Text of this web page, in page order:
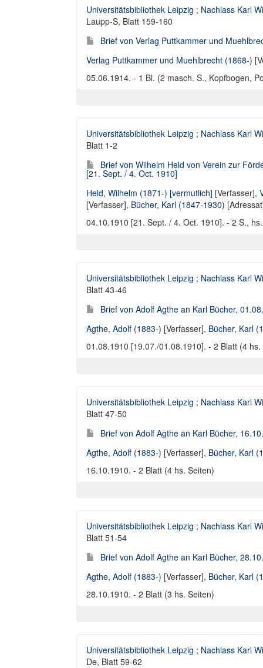
Universitätsbibliothek Leipzig ; Nachlass Karl
Laupp-S, Blatt 159-160
Brief von Verlag Puttkammer und
Verlag Puttkammer und Muehlbrecht (1868-)
05.06.1914. - 1 Bl. (2 masch. S., Kopfbogen,
Universitätsbibliothek Leipzig ; Nachlass Karl
Blatt 1-2
Brief von Wilhelm Held von Verein zur
[21. Sept. / 4. Oct. 1910]
Held, Wilhelm (1871-) [vermutlich] [Verfasser],
[Verfasser], Bücher, Karl (1847-1930)
04.10.1910 [21. Sept. / 4. Oct. 1910]. - 2 S.,
Universitätsbibliothek Leipzig ; Nachlass Karl
Blatt 43-46
Brief von Adolf Agthe an Karl Bücher,
Agthe, Adolf (1883-) [Verfasser], Bücher, Karl
01.08.1910 [19.07./01.08.1910]. - 2 Blatt (4 hs.
Universitätsbibliothek Leipzig ; Nachlass Karl
Blatt 47-50
Brief von Adolf Agthe an Karl Bücher,
Agthe, Adolf (1883-) [Verfasser], Bücher, Karl
16.10.1910. - 2 Blatt (4 hs. Seiten)
Universitätsbibliothek Leipzig ; Nachlass Karl
Blatt 51-54
Brief von Adolf Agthe an Karl Bücher,
Agthe, Adolf (1883-) [Verfasser], Bücher, Karl
28.10.1910. - 2 Blatt (3 hs. Seiten)
Universitätsbibliothek Leipzig ; Nachlass Karl
De, Blatt 59-62